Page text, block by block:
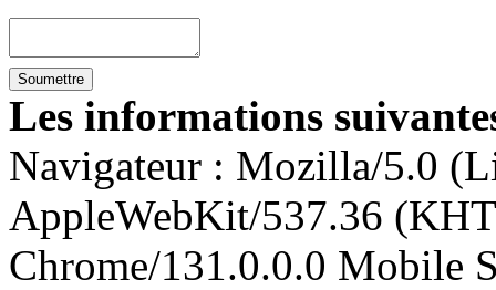
Les informations
Navigateur : Mozilla/5.0
AppleWebKit/537.36
Chrome/131.0.0.0 Mobile